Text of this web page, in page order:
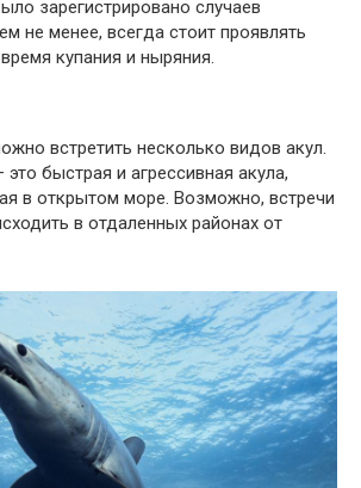
зарегистрировано случаев
не менее, всегда стоит проявлять
купания и ныряния.
встретить несколько видов акул.
быстрая и агрессивная акула,
в открытом море. Возможно, встречи
в отдаленных районах от